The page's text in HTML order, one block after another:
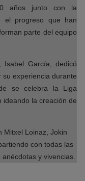
años junto con la
el progreso que han
parte del equipo
García, dedicó
experiencia durante
se celebra la Liga
ideando la creación de
Mitxel Loinaz, Jokin
con todas las
y vivencias.